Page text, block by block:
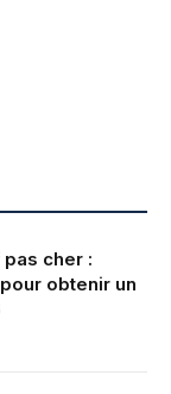
cher :
obtenir un